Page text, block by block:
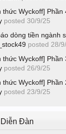
thức Wyckoff] Phần
posted 30/9/25
dòng tiền ngành
posted 28/
thức Wyckoff] Phần
posted 26/9/25
thức Wyckoff] Phần
posted 23/9/25
Đàn